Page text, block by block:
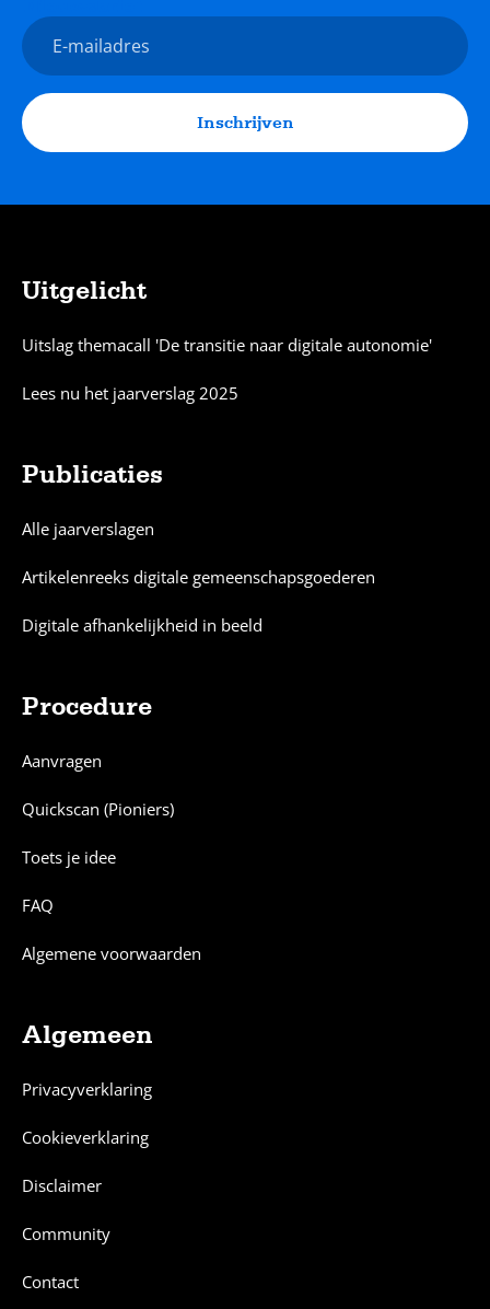
E-
mailadres
Inschrijven
Uitgelicht
Uitslag themacall 'De transitie naar digitale autonomie'
Lees nu het jaarverslag 2025
Publicaties
Alle jaarverslagen
Artikelenreeks digitale gemeenschapsgoederen
Digitale afhankelijkheid in beeld
Procedure
Aanvragen
Quickscan (Pioniers)
Toets je idee
FAQ
Algemene voorwaarden
Algemeen
Privacyverklaring
Cookieverklaring
Disclaimer
Community
Contact